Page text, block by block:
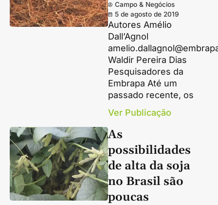
Campo & Negócios
5 de agosto de 2019
Autores Amélio
Dall’Agnol
Waldir Pereira Dias
Pesquisadores da
Embrapa Até um
passado recente, os
Ver Publicação
As
possibilidades
de alta da soja
no Brasil são
poucas